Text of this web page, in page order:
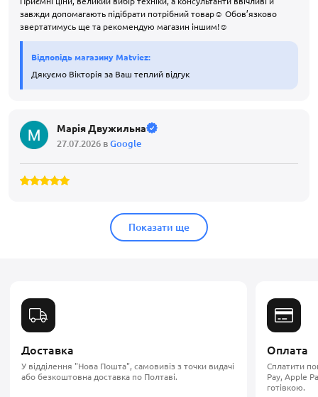
завжди допомагають підібрати потрібний товар☺️ Обов’язково
звертатимусь ще та рекомендую магазин іншим!☺️
Відповідь магазину Matviez:
Дякуємо Вікторія за Ваш теплий відгук
Марія Двужильна
27.07.2026 вGoogle
Показати ще
Доставка
У відділення "Нова Пошта", cамовивіз з точки видачі
або безкоштовна доставка по Полтаві.
Оплата
Сплатити
Pay, Apple
готівкою.